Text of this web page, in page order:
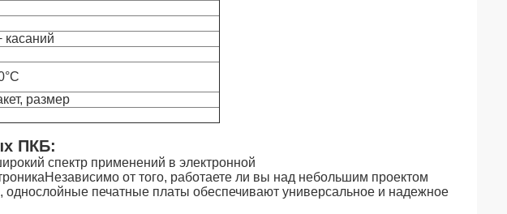
касаний
размер
ПКБ:
спектр применений в электронной
от того, работаете ли вы над небольшим проектом
однослойные печатные платы обеспечивают универсальное и надежное